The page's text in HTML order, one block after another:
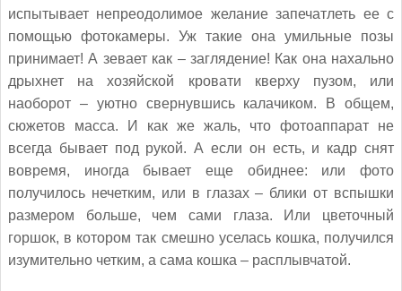
испытывает непреодолимое желание запечатлеть ее с
помощью фотокамеры. Уж такие она умильные позы
принимает! А зевает как – заглядение! Как она нахально
дрыхнет на хозяйской кровати кверху пузом, или
наоборот – уютно свернувшись калачиком. В общем,
сюжетов масса. И как же жаль, что фотоаппарат не
всегда бывает под рукой. А если он есть, и кадр снят
вовремя, иногда бывает еще обиднее: или фото
получилось нечетким, или в глазах – блики от вспышки
размером больше, чем сами глаза. Или цветочный
горшок, в котором так смешно уселась кошка, получился
изумительно четким, а сама кошка – расплывчатой.